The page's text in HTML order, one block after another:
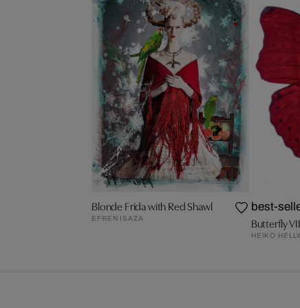
Blonde Frida with Red Shawl
EFREN ISAZA
best-
Butterfly VII
HEIKO